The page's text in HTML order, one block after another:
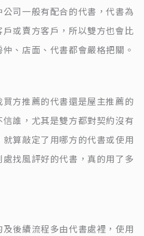
司一般有配合的代書，代書為
或賣方客戶，所以雙方也會比
、店面、代書都會嚴格把關。
方推薦的代書還是屋主推薦的
誰，尤其是雙方都對契約沒有
算敲定了用哪方的代書或使用
找風評好的代書，真的用了多
後續流程多由代書處裡，使用